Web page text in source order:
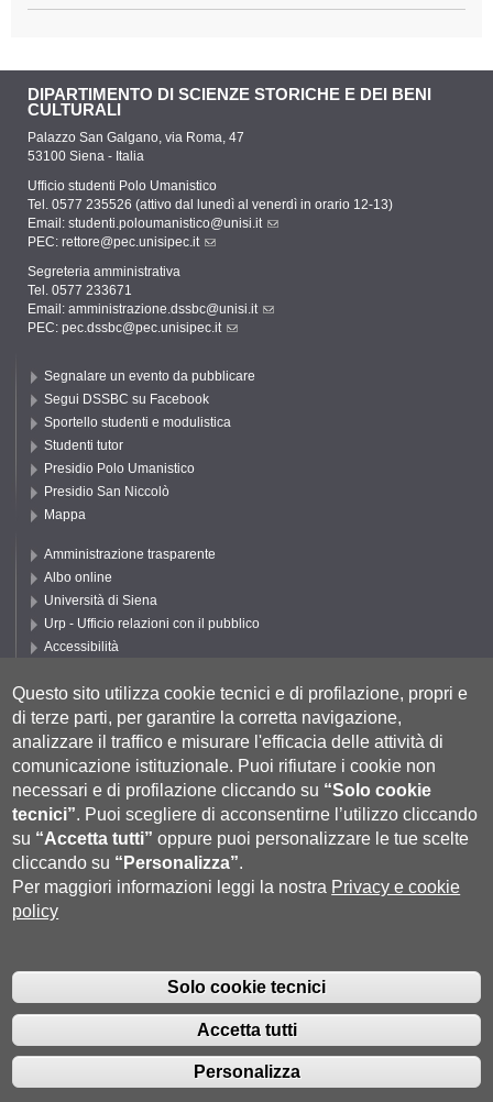
DIPARTIMENTO DI SCIENZE STORICHE E DEI BENI
CULTURALI
Palazzo San Galgano, via Roma, 47
53100 Siena - Italia
Ufficio studenti Polo Umanistico
Tel. 0577 235526 (attivo dal lunedì al venerdì in orario 12-13)
Email: studenti.poloumanistico@unisi.it
PEC: rettore@pec.unisipec.it
Segreteria amministrativa
Tel. 0577 233671
Email: amministrazione.dssbc@unisi.it
PEC: pec.dssbc@pec.unisipec.it
Segnalare un evento da pubblicare
Segui DSSBC su Facebook
Sportello studenti e modulistica
Studenti tutor
Presidio Polo Umanistico
Presidio San Niccolò
Mappa
Amministrazione trasparente
Albo online
Università di Siena
Urp - Ufficio relazioni con il pubblico
Accessibilità
Cookie settings
Segui UNISI
P.IVA 00273530527 | C.F. 80002070524 |Coordinate bancarie|Caselle
Pec: Posta Elettronica Certificata
|Fatturazione Elettronica
- URP - Ufficio Relazioni con il Pubblico Tel.
0577 235555 (dal lunedì al venerdì dalle 9.30 alle 10.30)
Questo sito utilizza cookie tecnici e di profilazione, propri e
di terze parti, per garantire la corretta navigazione,
analizzare il traffico e misurare l'efficacia delle attività di
comunicazione istituzionale. Puoi rifiutare i cookie non
necessari e di profilazione cliccando su “Solo cookie
tecnici”. Puoi scegliere di acconsentirne l’utilizzo cliccando
su “Accetta tutti” oppure puoi personalizzare le tue scelte
cliccando su “Personalizza”.
Per maggiori informazioni leggi la nostra Privacy e cookie
policy
Solo cookie tecnici
Accetta tutti
Personalizza